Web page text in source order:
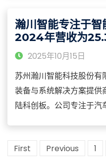
力，产品涵盖烟气净化系
设备及固废处理装备等核
瀚川智能专注于
2024年营收为
2025年10月15日
苏州瀚川智能科技股份
装备与系统解决方案提供
陆科创板。公司专注于汽
速自动化生产线、智能化
First Previous 1